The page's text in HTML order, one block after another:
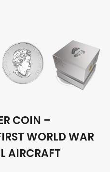
COIN –
WORLD WAR
AIRCRAFT